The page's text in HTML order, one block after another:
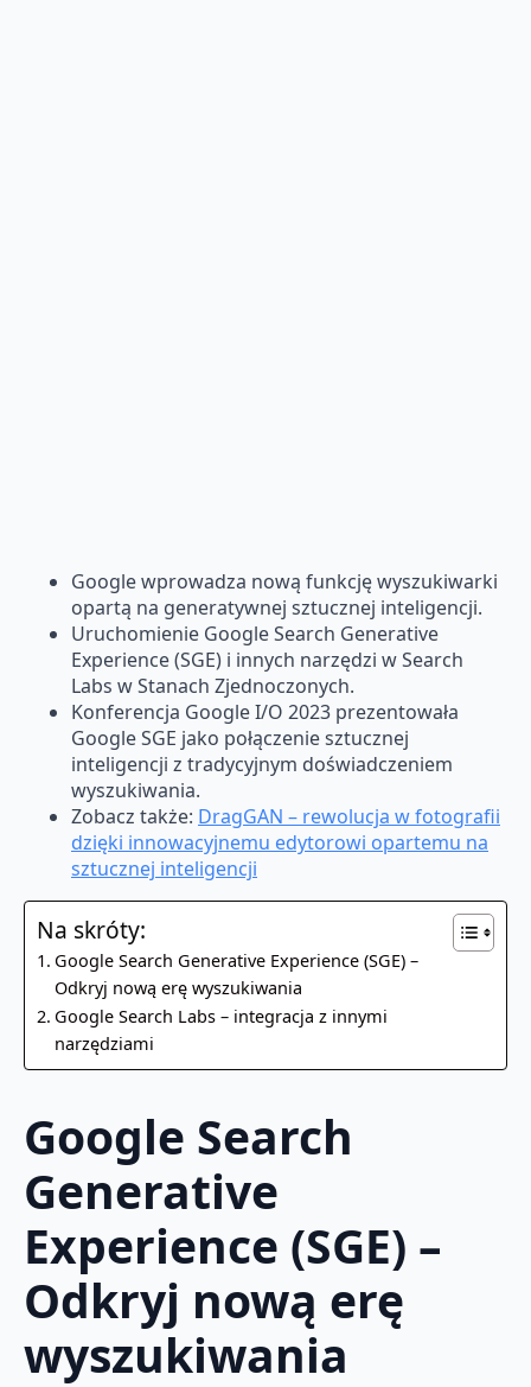
Google wprowadza nową funkcję wyszukiwarki
opartą na generatywnej sztucznej inteligencji.
Uruchomienie Google Search Generative
Experience (SGE) i innych narzędzi w Search
Labs w Stanach Zjednoczonych.
Konferencja Google I/O 2023 prezentowała
Google SGE jako połączenie sztucznej
inteligencji z tradycyjnym doświadczeniem
wyszukiwania.
Zobacz także: DragGAN – rewolucja w fotografii
dzięki innowacyjnemu edytorowi opartemu na
sztucznej inteligencji
Na skróty:
Google Search Generative Experience (SGE) –
Odkryj nową erę wyszukiwania
Google Search Labs – integracja z innymi
narzędziami
Google Search
Generative
Experience (SGE) –
Odkryj nową erę
wyszukiwania